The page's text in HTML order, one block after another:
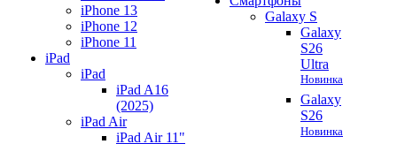
iPhone 13
iPhone 12
iPhone 11
iPad
iPad
iPad A16
(2025)
iPad Air
iPad Air 11"
Galaxy S
Galaxy
S26
Ultra
Новинка
Galaxy
S26
Новинка